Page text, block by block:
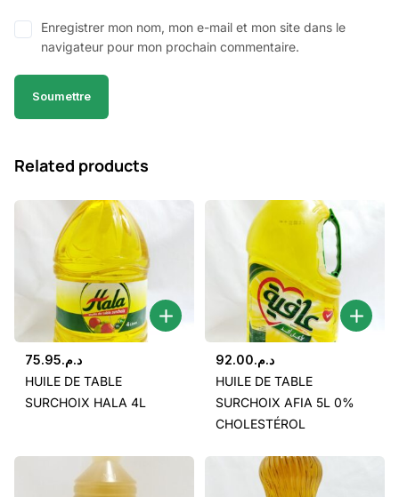
Enregistrer mon nom, mon e-mail et mon site dans le
navigateur pour mon prochain commentaire.
Related products
د.م.75.95
HUILE DE TABLE
SURCHOIX HALA 4L
د.م.92.00
HUILE DE TABLE
SURCHOIX AFIA 5L 0%
CHOLESTÉROL